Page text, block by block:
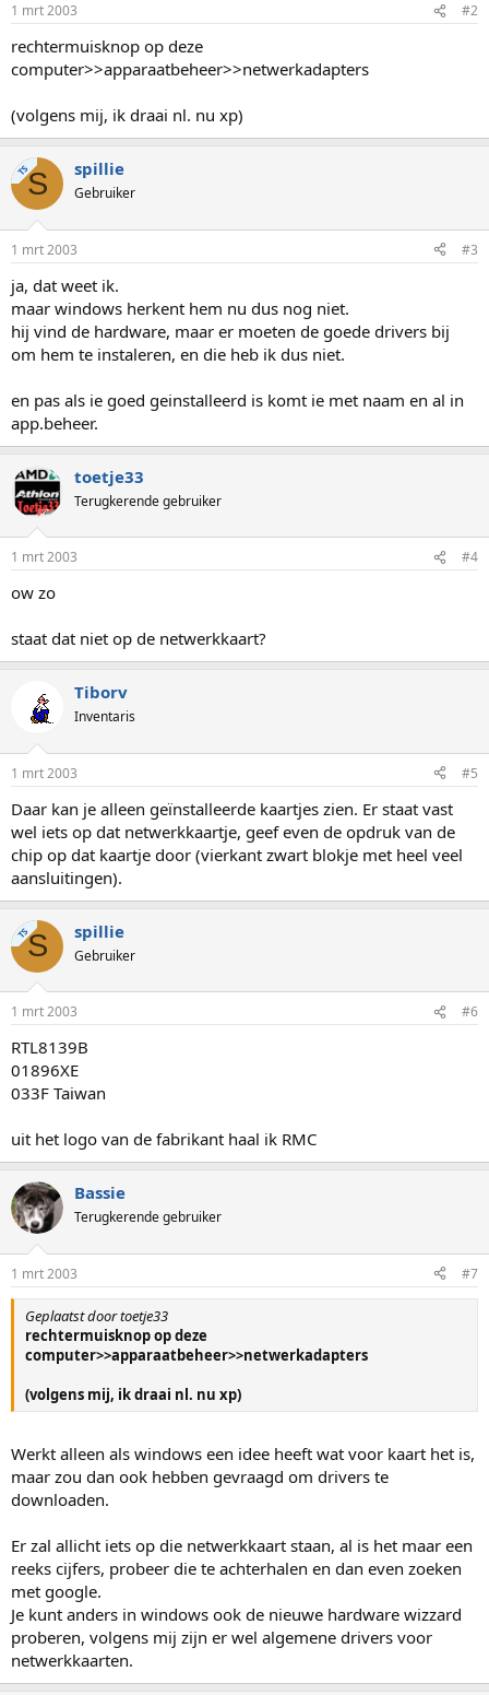
1 mrt 2003 #2
rechtermuisknop op deze
computer>>apparaatbeheer>>netwerkadapters
(volgens mij, ik draai nl. nu xp)
TSS spillie
Gebruiker
1 mrt 2003 #3
ja, dat weet ik.
maar windows herkent hem nu dus nog niet.
hij vind de hardware, maar er moeten de goede drivers bij
om hem te instaleren, en die heb ik dus niet.
en pas als ie goed geinstalleerd is komt ie met naam en al in
app.beheer.
toetje33
Terugkerende gebruiker
1 mrt 2003 #4
ow zo
staat dat niet op de netwerkkaart?
Tiborv
Inventaris
1 mrt 2003 #5
Daar kan je alleen geïnstalleerde kaartjes zien. Er staat vast
wel iets op dat netwerkkaartje, geef even de opdruk van de
chip op dat kaartje door (vierkant zwart blokje met heel veel
aansluitingen).
TSS spillie
Gebruiker
1 mrt 2003 #6
RTL8139B
01896XE
033F Taiwan
uit het logo van de fabrikant haal ik RMC
Bassie
Terugkerende gebruiker
1 mrt 2003 #7
Geplaatst door toetje33
rechtermuisknop op deze
computer>>apparaatbeheer>>netwerkadapters
(volgens mij, ik draai nl. nu xp)
Werkt alleen als windows een idee heeft wat voor kaart het is,
maar zou dan ook hebben gevraagd om drivers te
downloaden.
Er zal allicht iets op die netwerkkaart staan, al is het maar een
reeks cijfers, probeer die te achterhalen en dan even zoeken
met google.
Je kunt anders in windows ook de nieuwe hardware wizzard
proberen, volgens mij zijn er wel algemene drivers voor
netwerkkaarten.